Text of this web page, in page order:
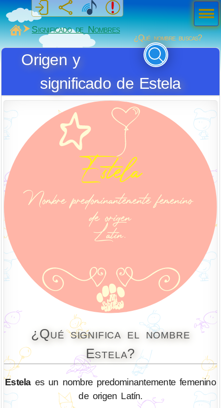
MiSabueso
Significado de Nombres
¿Qué nombre buscas?
Origen y
significado de Estela
¿Qué significa el nombre
Estela?
Estelaes un nombre predominantemente femenino
de origen Latín.
Men
ú